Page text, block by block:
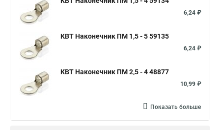
6,24 ₽
КВТ Наконечник ПМ 1,5 - 5 59135
6,24 ₽
КВТ Наконечник ПМ 2,5 - 4 48877
10,99 ₽
Показать больше